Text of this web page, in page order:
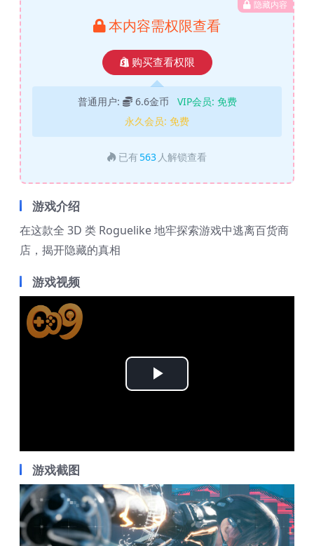
隐藏内容
本内容需权限查看
购买查看权限
普通用户: 6.6金币 VIP会员: 免费
永久会员: 免费
已有 563 人解锁查看
游戏介绍
在这款全 3D 类 Roguelike 地牢探索游戏中逃离百货商
店，揭开隐藏的真相
游戏视频
Play
游戏截图